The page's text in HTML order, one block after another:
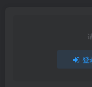
登